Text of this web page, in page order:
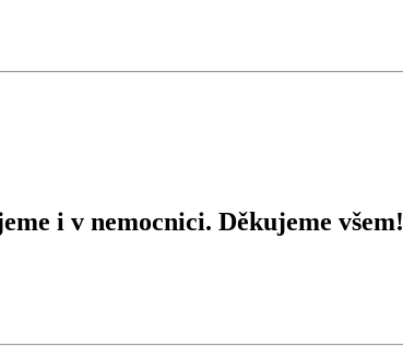
i v nemocnici. Děkujeme všem!